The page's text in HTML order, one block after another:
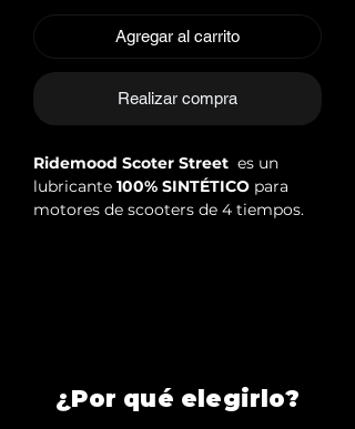
Agregar al carrito
Realizar compra
Ridemood Scoter Street es un
lubricante 100% SINTÉTICO para
motores de scooters de 4 tiempos.
óptimo ahorro de combustible con
¿Por qué elegirlo?